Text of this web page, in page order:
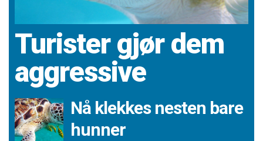
Turister gjør dem
aggressive
Nå klekkes nesten bare
hunner